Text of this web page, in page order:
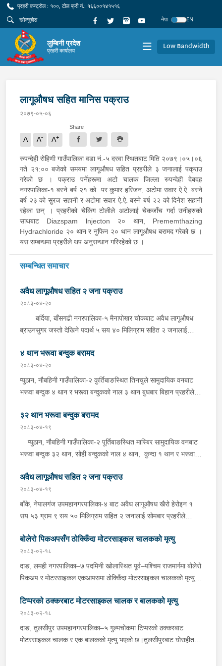
प्रहरी कन्ट्रोल : १००, टोल फ्री नं.: १६६००१४१५१६
नेपा
EN
लुम्बिनी प्रदेश
प्रहरी कार्यालय Low Bandwidth
लागूऔषध सहित मानिस पक्राउ
२०७९-०५-०६
A A- A+
Share
रुपन्देही रोहिणी गाउँपालिका वडा नं.-५ दरवा स्थितबाट मिति २०७९।०५।०६
गते २१:०० बजेको समयमा लागूऔषध सहित प्रहरीले ३ जनालाई पक्राउ
गरेको छ । पक्राउ पर्नेहरूमा अटो चालक जिल्ला रुपन्देही देबदह
नगरपालिका-१ बस्ने बर्ष २१ को पर कुमार हरिजन, अटोमा सवार ऐ.ऐ. बस्ने
बर्ष २३ को सुरज सहानी र अटोमा सवार ऐ.ऐ. बस्ने बर्ष २२ को दिनेश सहानी
रहेका छन् । प्रहरीको चेकिंग टोलीले अटोलाई चेकजाँच गर्दा उनीहरुको
साथबाट Diazspam lnjecton २० थान, Prememthazing
Hydrachloride २० थान र नुफिन २० थान लागूऔषध बरामद गरेको छ ।
यस सम्बन्धमा प्रहरीले थप अनुसन्धान गरिरहेको छ ।
सम्बन्धित समाचार
अवैध लागूऔषध सहित २ जना पक्राउ
२०८३-०४-२०
बर्दिया, बाँसगढी नगरपालिका-५ मैनापोखर चोकबाट अवैध लागूऔषध
ब्राउनसुगर जस्तो देखिने पदार्थ ५ सय ४० मिलिग्राम सहित २ जनालाई
नगरपालिका-६ बस्ने २४ वर्षीय किरण नेपाली र ३६ वर्षीय सतिराम थारू रहेका
छन् । इलाका प्रहरी कार्यालय मोतिपुरबाट खटिएको प्रहरीले दमौलीबाट
बासगढीतर्फ आउँदै गरेको भे.५ प २०३९ नम्बरको मोटरसाइकलमा सवार
उनीहरूलाई उक्त पदार्थ सहित पक्राउ गरेको हो ।यस सम्बन्धमा प्रहरीले
४ थान भरूवा बन्दुक बरामद
२०८३-०४-२०
प्युठान, नौबहिनी गाउँपालिका-२ कुर्तिबाङस्थित तिनचुले सामुदायिक वनबाट
भरूवा बन्दुक ४ थान र भरूवा बन्दुकको नाल ३ थान बुधबार बिहान प्रहरीले
उक्त बन्दुक फेला पारी बरामद गरेको हो । यस सम्बन्धमा प्रहरीले आवश्यक
अनुसन्धान गरिरहेको छ ।
३२ थान भरूवा बन्दुक बरामद
२०८३-०४-१९
प्युठान, नौबहिनी गाउँपालिका-२ पूर्तिबाङस्थित मास्बिर सामुदायिक वनबाट
भरूवा बन्दुक ३२ थान, सोही बन्दुकको नाल ४ थान, कुन्दा १ थान र भरूवा
प्रहरी कार्यालय लुङबाहानेबाट खटिएको प्रहरीले उक्त हातहतियार फेला पारी
बरामद गरेको हो । यस सम्बन्धमा प्रहरीले आवश्यक अनुसन्धान गरिरहेको
छ ।
अवैध लागूऔषध सहित २ जना पक्राउ
२०८३-०४-१९
बाँके, नेपालगंज उपमहानगरपालिका-४ बाट अवैध लागूऔषध खैरो हेरोइन १
सय ५३ ग्राम ९ सय ५० मिलिग्राम सहित २ जनालाई सोमबार प्रहरीले
वर्षीय सुशिल भण्डारी र सोही उपमहानगरपालिका-१० बस्ने ५५ वर्षीय अरूण
कुमार जयसवाल रहेका छन् । लागूऔषध नियन्त्रण ब्यूरो शाखा कार्यालय
नेपालगंजबाट खटिएको प्रहरीले उनीहरूलाई उक्त लागूऔषध सहित पक्राउ
गरेको हो । थप अनुसन्धानको क्रममा प्रहरीले अरूण कुमारको घर तलासी
२ लाख १४ हजार भारतीय रूपैयाँ र डिजिटल तराजु १ थान समेत फेला पारी
बरामद गरेको छ ।यस सम्बन्धमा प्रहरीले आवश्यक अनुसन्धान गरिरहेको छ ।
बोलेरो पिकअपसँग ठोक्किँदा मोटरसाइकल चालकको मृत्यु
२०८३-०२-१८
दाङ, लमही नगरपालिका–७ पदमिनी खोलास्थित पूर्व–पश्चिम राजमार्गमा बोलेरो
पिकअप र मोटरसाइकल एकआपसमा ठोक्किँदा मोटरसाइकल चालकको मृत्यु
मोटरसाइकल र विपरीत दिशाबाट अमिलियाबाट लमहीतर्फ आउँदै गरेको लु.२
च.९६१७ नम्बरको बोलेरो पिकअप एकआपसमा ठोक्किँदा मोटरसाइकल चालक
बर्दियाको गेरुवा गाउँपालिका–४ मैनापोखर निवासी ३३ वर्षीय खिम तिमिल्सिना
गम्भीर घाइते भएका थिए।घाइते तिमिल्सिनालाई उपचारका लागि लमही
टिप्परको ठक्करबाट मोटरसाइकल चालक र बालकको मृत्यु
२०८३-०२-१८
दाङ, तुलसीपुर उपमहानगरपालिका–५ गुल्मचोकमा टिप्परको ठक्करबाट
मोटरसाइकल चालक र एक बालकको मृत्यु भएको छ।तुलसीपुरबाट घोराहीतर्फ